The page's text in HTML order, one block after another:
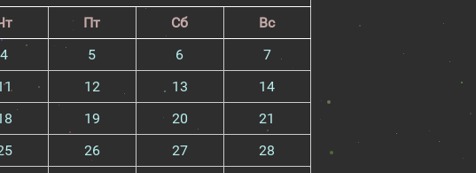
Пт Сб
Вс
4 5 6
7
12 13
14
19 20
21
26 27
28